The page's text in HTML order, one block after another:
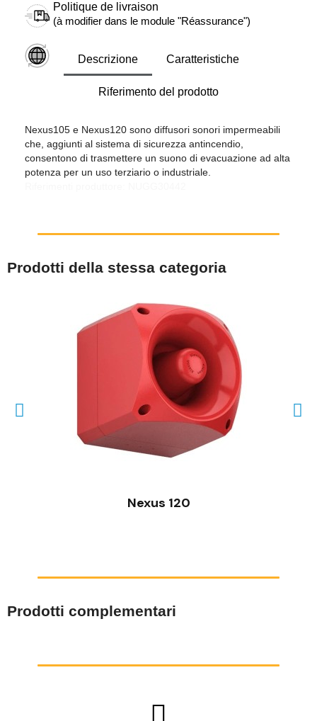
Politique de livraison
(à modifier dans le module "Réassurance")
Descrizione Caratteristiche
Riferimento del prodotto
Nexus105 e Nexus120 sono diffusori sonori impermeabili
che, aggiunti al sistema di sicurezza antincendio,
consentono di trasmettere un suono di evacuazione ad alta
potenza per un uso terziario o industriale.
Prodotti della stessa categoria
VISTA RAPIDA
Nexus 120
Prodotti complementari